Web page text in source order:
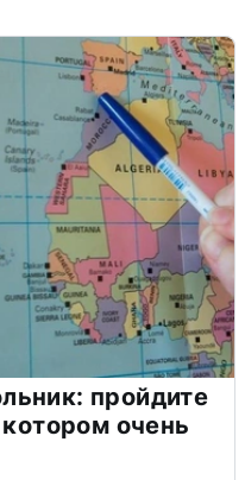
пройдите
очень